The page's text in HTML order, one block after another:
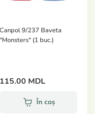
Canpol 9/237 Baveta
"Monsters" (1 buc.)
115.00 MDL
În coș